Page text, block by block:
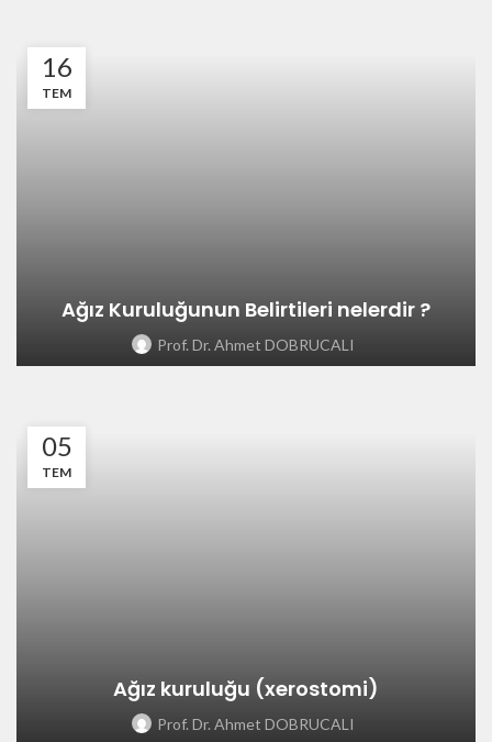
16
TEM
Ağız Kuruluğunun Belirtileri nelerdir ?
Prof. Dr. Ahmet DOBRUCALI
05
TEM
Ağız kuruluğu (xerostomi)
Prof. Dr. Ahmet DOBRUCALI